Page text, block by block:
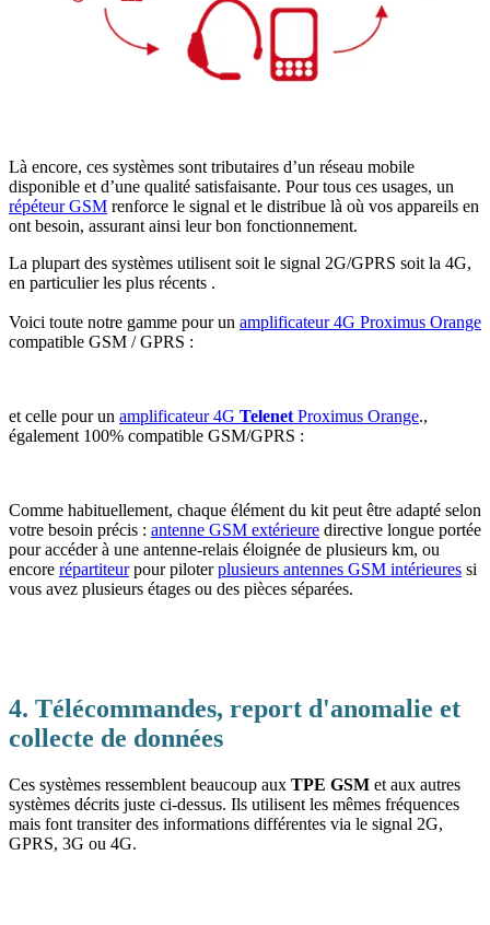
Là encore, ces systèmes sont tributaires d’un réseau mobile
disponible et d’une qualité satisfaisante. Pour tous ces usages, un
répéteur GSM renforce le signal et le distribue là où vos appareils en
ont besoin, assurant ainsi leur bon fonctionnement.
La plupart des systèmes utilisent soit le signal 2G/GPRS soit la 4G,
en particulier les plus récents .
Voici toute notre gamme pour un amplificateur 4G Proximus Orange
compatible GSM / GPRS :
et celle pour un amplificateur 4G Telenet Proximus Orange.,
également 100% compatible GSM/GPRS :
Comme habituellement, chaque élément du kit peut être adapté selon
votre besoin précis : antenne GSM extérieure directive longue portée
pour accéder à une antenne-relais éloignée de plusieurs km, ou
encore répartiteurpour piloterplusieurs antennes GSM intérieures si
vous avez plusieurs étages ou des pièces séparées.
4. Télécommandes, report d'anomalie et
collecte de données
Ces systèmes ressemblent beaucoup aux TPE GSM et aux autres
systèmes décrits juste ci-dessus. Ils utilisent les mêmes fréquences
mais font transiter des informations différentes via le signal 2G,
GPRS, 3G ou 4G.